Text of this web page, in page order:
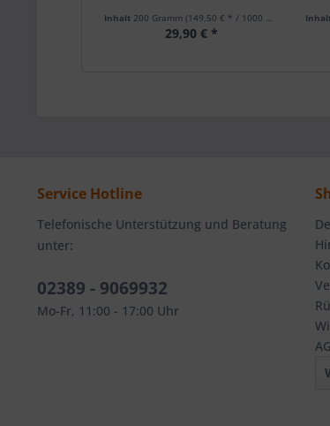
Inhalt 200 Gramm (149,50 € * / 1000 Gramm)
29,90 € *
Service Hotline
Telefonische Unterstützung und Beratung
unter:
02389 - 9069932
Mo-Fr, 11:00 - 17:00 Uhr